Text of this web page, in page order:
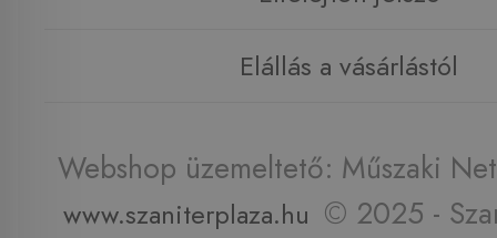
Elállás a vásárlástól
Webshop üzemeltető: Műszaki
www.szaniterplaza.hu © 2025 -